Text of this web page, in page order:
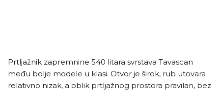
Prtljažnik zapremnine 540 litara svrstava Tavascan
među bolje modele u klasi. Otvor je širok, rub utovara
relativno nizak, a oblik prtljažnog prostora pravilan, bez